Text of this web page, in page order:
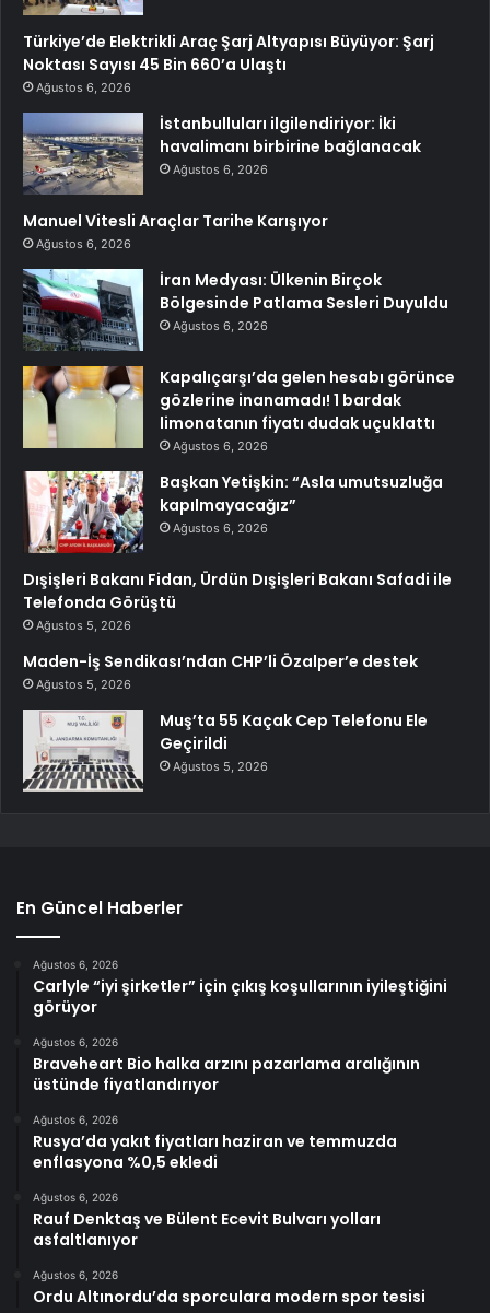
Türkiye’de Elektrikli Araç Şarj Altyapısı Büyüyor: Şarj
Noktası Sayısı 45 Bin 660’a Ulaştı
Ağustos 6, 2026
İstanbulluları ilgilendiriyor: İki
havalimanı birbirine bağlanacak
Ağustos 6, 2026
Manuel Vitesli Araçlar Tarihe Karışıyor
Ağustos 6, 2026
İran Medyası: Ülkenin Birçok
Bölgesinde Patlama Sesleri Duyuldu
Ağustos 6, 2026
Kapalıçarşı’da gelen hesabı görünce
gözlerine inanamadı! 1 bardak
limonatanın fiyatı dudak uçuklattı
Ağustos 6, 2026
Başkan Yetişkin: “Asla umutsuzluğa
kapılmayacağız”
Ağustos 6, 2026
Dışişleri Bakanı Fidan, Ürdün Dışişleri Bakanı Safadi ile
Telefonda Görüştü
Ağustos 5, 2026
Maden-İş Sendikası’ndan CHP’li Özalper’e destek
Ağustos 5, 2026
Muş’ta 55 Kaçak Cep Telefonu Ele
Geçirildi
Ağustos 5, 2026
En Güncel Haberler
Ağustos 6, 2026
Carlyle “iyi şirketler” için çıkış koşullarının iyileştiğini
görüyor
Ağustos 6, 2026
Braveheart Bio halka arzını pazarlama aralığının
üstünde fiyatlandırıyor
Ağustos 6, 2026
Rusya’da yakıt fiyatları haziran ve temmuzda
enflasyona %0,5 ekledi
Ağustos 6, 2026
Rauf Denktaş ve Bülent Ecevit Bulvarı yolları
asfaltlanıyor
Ağustos 6, 2026
Ordu Altınordu’da sporculara modern spor tesisi